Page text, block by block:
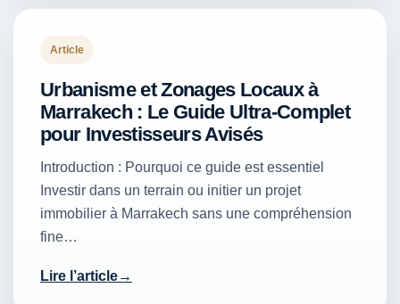
Article
Urbanisme et Zonages Locaux à
Marrakech : Le Guide Ultra-Complet
pour Investisseurs Avisés
Introduction : Pourquoi ce guide est essentiel
Investir dans un terrain ou initier un projet
immobilier à Marrakech sans une compréhension
fine…
Lire l’article